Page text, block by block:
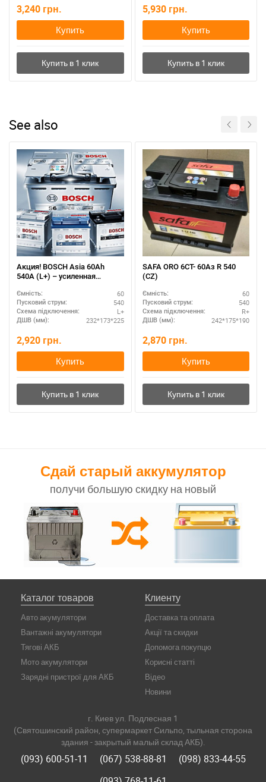
3,240 грн.
Купить
5,930 грн.
Купить
See also
Акция! BOSCH Asia 60Ah
540A (L+) – усиленная
Ємність: 60
Пусковий струм: 540
Схема підключення: L+
ДШВ (мм): 232*173*225
2,920 грн.
Купить
SAFA ORO 6CT- 60Aз R 540
(CZ)
Ємність: 60
Пусковий струм: 540
Схема підключення: R+
ДШВ (мм): 242*175*190
2,870 грн.
Купить
Сдай старый аккумулятор
получи большую скидку на новый
Каталог товаров
Авто акумулятори
Вантажні акумулятори
Тягові АКБ
Мото акумулятори
Зарядні пристрої для АКБ
Клиенту
Доставка та оплата
Акції та скидки
Допомога покупцю
Корисні статті
Відео
Новини
г. Киев ул. Подлесная 1
(Святошинский район, супермаркет Сильпо, тыльная сторона
здания - закрытый малый склад АКБ).
(093) 600-51-11 (067) 538-88-81
(098) 833-44-55